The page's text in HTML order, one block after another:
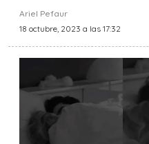
Ariel Pefaur
18 octubre, 2023 a las 17:32